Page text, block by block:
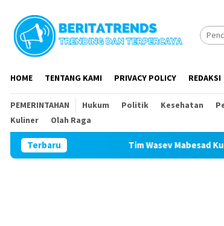
HOME TENTANG KAMI PRIVACY POLICY REDAKSI
PEMERINTAHAN Hukum Politik Kesehatan
Kuliner
Olah Raga
TerbaruTim Wasev Mabesad Kunjungi TMMD ke